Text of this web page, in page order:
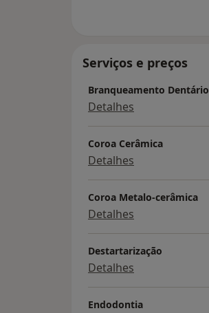
Serviços e preços
Branqueamento Dentário
Detalhes
Coroa Cerâmica
Detalhes
Coroa Metalo-cerâmica
Detalhes
Destartarização
Detalhes
Endodontia